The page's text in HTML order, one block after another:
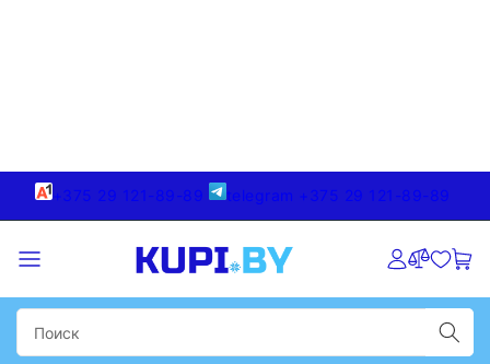
+375 29 121-89-89 telegram +375 29 121-89-89